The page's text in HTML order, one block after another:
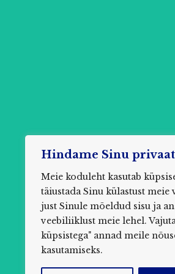
Hindame Sinu
Meie koduleht kasutab
täiustada Sinu külastust meie
just Sinule mõeldud sisu ja
veebiliiklust meie lehel.
küpsistega" annad meile
kasutamiseks.